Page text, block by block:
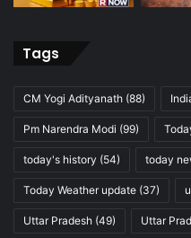
Tags
CM Yogi Adityanath (88)
Pm Narendra Modi (99)
today's history (54) today
Today Weather update (37)
Uttar Pradesh (49) Uttar